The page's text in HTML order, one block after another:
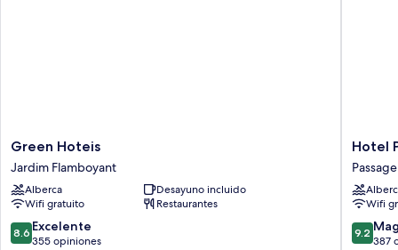
Green
Hoteis
Jardim
Flamboyant
Green Hoteis
Jardim Flamboyant
Alberca
Desayuno incluido
Wifi gratuito
Restaurantes
8.6
de
8.6 Excelente
355 opiniones
Hotel
Recanto
da
Hotel
Wifi
9.2
de
9.2
387